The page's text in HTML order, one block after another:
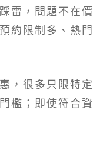
雷，問題不在價
約限制多、熱門
，很多只限特定
檻；即使符合資